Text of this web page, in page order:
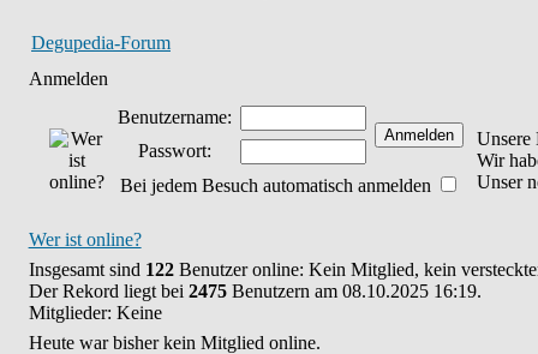
Degupedia-Forum
Anmelden
Benutzername:
Passwort:
Bei jedem Besuch automatisch anmelden
Unsere
Wir
Unser
Wer ist online?
Insgesamt sind 122Benutzer online: Kein Mitglied, kein
Der Rekord liegt bei 2475Benutzern am 08.10.2025 16:19.
Mitglieder: Keine
Heute war bisher kein Mitglied online.